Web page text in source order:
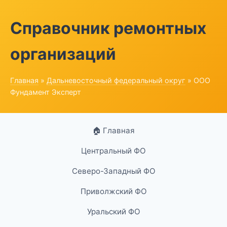
Справочник ремонтных
организаций
Главная » Дальневосточный федеральный округ » ООО
Фундамент Эксперт
🏠 Главная
Центральный ФО
Северо-Западный ФО
Приволжский ФО
Уральский ФО